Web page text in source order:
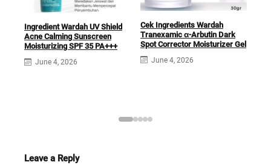
Ingredient Wardah UV Shield
Acne Calming Sunscreen
Moisturizing SPF 35 PA+++
June 4, 2026
Cek Ingredients Wardah
Tranexamic ɑ-Arbutin Dark
Spot Corrector Moisturizer Gel
June 4, 2026
Leave a Reply